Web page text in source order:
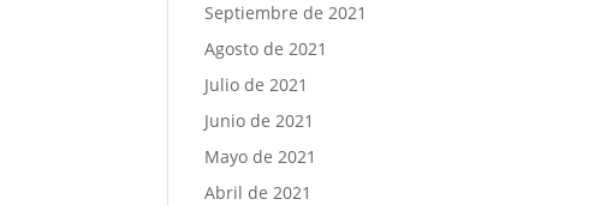
Septiembre de 2021
Agosto de 2021
Julio de 2021
Junio de 2021
Mayo de 2021
Abril de 2021